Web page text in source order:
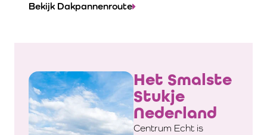
Bekijk Dakpannenroute
Het Smalste
Stukje
Nederland
Centrum Echt is